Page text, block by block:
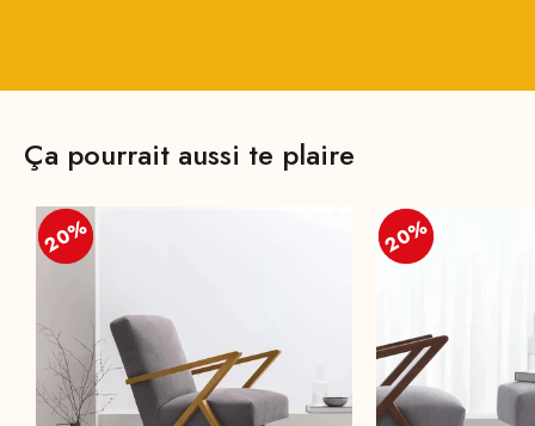
Ça pourrait aussi te plaire
20%
20% 20%
20%